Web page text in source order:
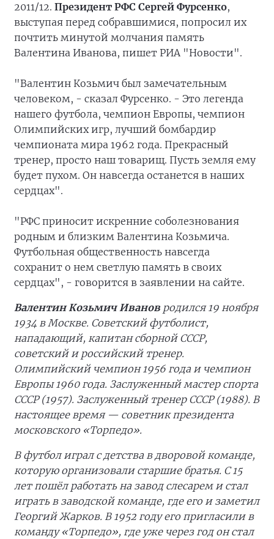
2011/12. Президент РФС Сергей Фурсенко,
выступая перед собравшимися, попросил их
почтить минутой молчания память
Валентина Иванова, пишет РИА "Новости".
"Валентин Козьмич был замечательным
человеком, - сказал Фурсенко. - Это легенда
нашего футбола, чемпион Европы, чемпион
Олимпийских игр, лучший бомбардир
чемпионата мира 1962 года. Прекрасный
тренер, просто наш товарищ. Пусть земля ему
будет пухом. Он навсегда останется в наших
сердцах".
"РФС приносит искренние соболезнования
родным и близким Валентина Козьмича.
Футбольная общественность навсегда
сохранит о нем светлую память в своих
сердцах", - говорится в заявлении на сайте.
Валентин Козьмич Иванов родился 19 ноября
1934 в Москве. Советский футболист,
нападающий, капитан сборной СССР,
советский и российский тренер.
Олимпийский чемпион 1956 года и чемпион
Европы 1960 года. Заслуженный мастер спорта
СССР (1957). Заслуженный тренер СССР (1988). В
настоящее время — советник президента
московского «Торпедо».
В футбол играл с детства в дворовой команде,
которую организовали старшие братья. С 15
лет пошёл работать на завод слесарем и стал
играть в заводской команде, где его и заметил
Георгий Жарков. В 1952 году его пригласили в
команду «Торпедо», где уже через год он стал